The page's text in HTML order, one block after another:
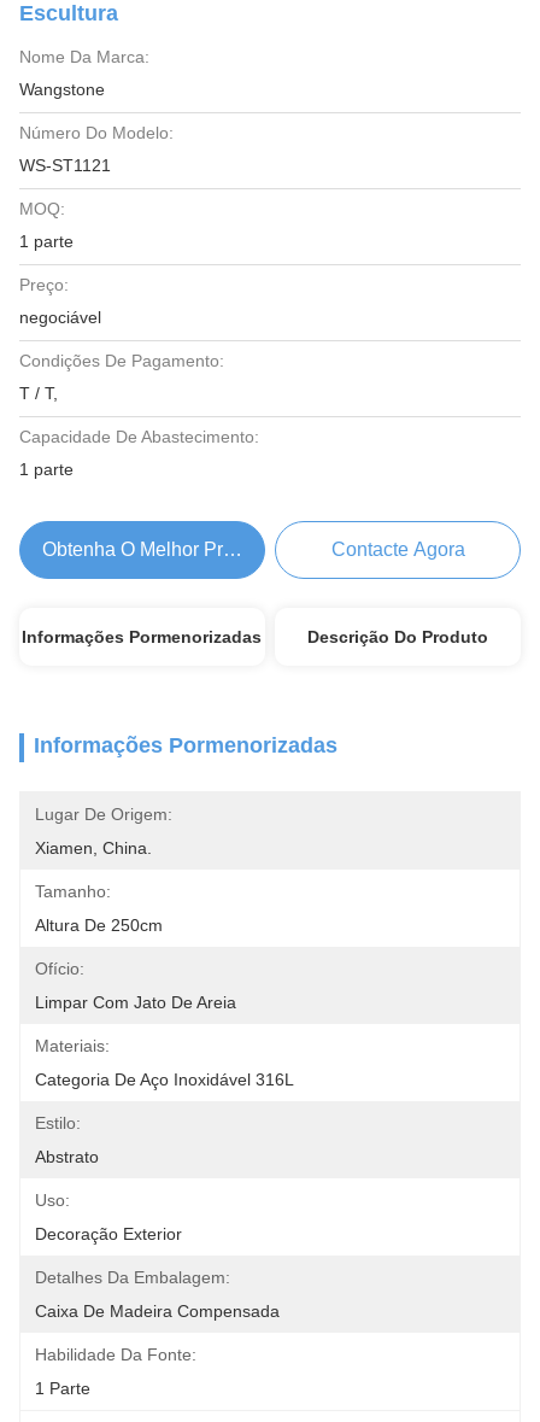
Escultura
Nome Da Marca:
Wangstone
Número Do Modelo:
WS-ST1121
MOQ:
1 parte
Preço:
negociável
Condições De Pagamento:
T / T,
Capacidade De Abastecimento:
1 parte
Obtenha O Melhor Preço Contacte Agora
Informações Pormenorizadas Descrição Do Produto
Informações Pormenorizadas
Lugar De Origem:
Xiamen, China.
Tamanho:
Altura De 250cm
Ofício:
Limpar Com Jato De Areia
Materiais:
Categoria De Aço Inoxidável 316L
Estilo:
Abstrato
Uso:
Decoração Exterior
Detalhes Da Embalagem:
Caixa De Madeira Compensada
Habilidade Da Fonte:
1 Parte